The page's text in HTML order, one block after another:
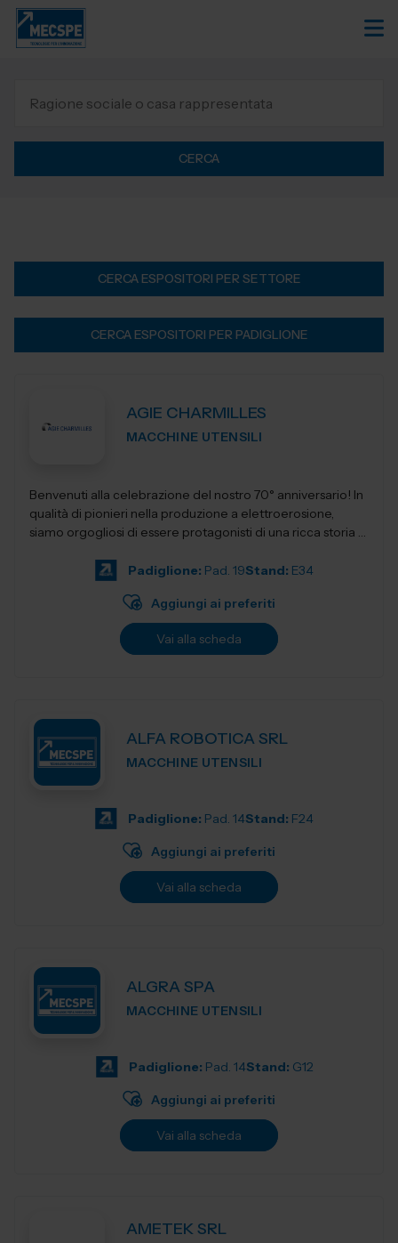
CERCA
CERCA ESPOSITORI PER SETTORE
CERCA ESPOSITORI PER PADIGLIONE
AGIE CHARMILLES
MACCHINE UTENSILI
Benvenuti alla celebrazione del nostro 70° anniversario! In
qualità di pionieri nella produzione a elettroerosione,
siamo orgogliosi di essere protagonisti di una ricca storia e
Padiglione: Pad. 19Stand: E34
Aggiungi ai preferiti
Vai alla scheda
ALFA ROBOTICA SRL
MACCHINE UTENSILI
Padiglione: Pad. 14Stand: F24
Aggiungi ai preferiti
Vai alla scheda
ALGRA SPA
MACCHINE UTENSILI
Padiglione: Pad. 14Stand: G12
Aggiungi ai preferiti
Vai alla scheda
AMETEK SRL